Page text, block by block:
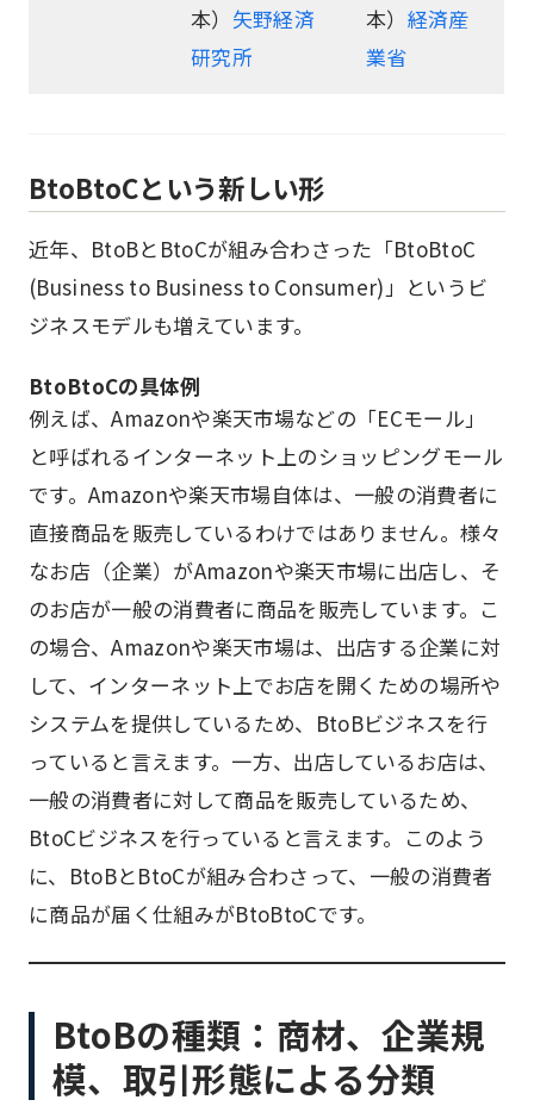
本） 矢野経済
研究所
本） 経済産
業省
BtoBtoCという新しい形
近年、BtoBとBtoCが組み合わさった「BtoBtoC
(Business to Business to Consumer)」というビ
ジネスモデルも増えています。
BtoBtoCの具体例
例えば、Amazonや楽天市場などの「ECモール」
と呼ばれるインターネット上のショッピングモール
です。Amazonや楽天市場自体は、一般の消費者に
直接商品を販売しているわけではありません。様々
なお店（企業）がAmazonや楽天市場に出店し、そ
のお店が一般の消費者に商品を販売しています。こ
の場合、Amazonや楽天市場は、出店する企業に対
して、インターネット上でお店を開くための場所や
システムを提供しているため、BtoBビジネスを行
っていると言えます。一方、出店しているお店は、
一般の消費者に対して商品を販売しているため、
BtoCビジネスを行っていると言えます。このよう
に、BtoBとBtoCが組み合わさって、一般の消費者
に商品が届く仕組みがBtoBtoCです。
BtoBの種類：商材、企業規
模、取引形態による分類